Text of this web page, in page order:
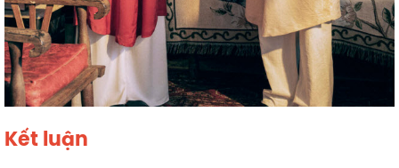
Kết luận